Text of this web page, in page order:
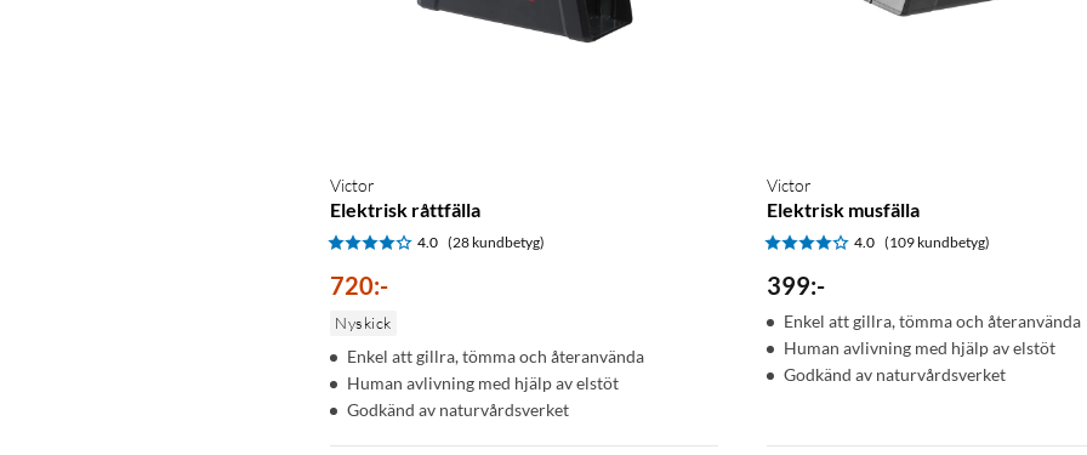
Victor
Elektrisk råttfälla
4.0 (28 kundbetyg)
720:-
Nyskick
Enkel att gillra, tömma och återanvända
Human avlivning med hjälp av elstöt
Godkänd av naturvårdsverket
Victor
Elektrisk musfälla
4.0 (109 kundbetyg)
399:-
Enkel att gillra, tömma och återanvända
Human avlivning med hjälp av elstöt
Godkänd av naturvårdsverket